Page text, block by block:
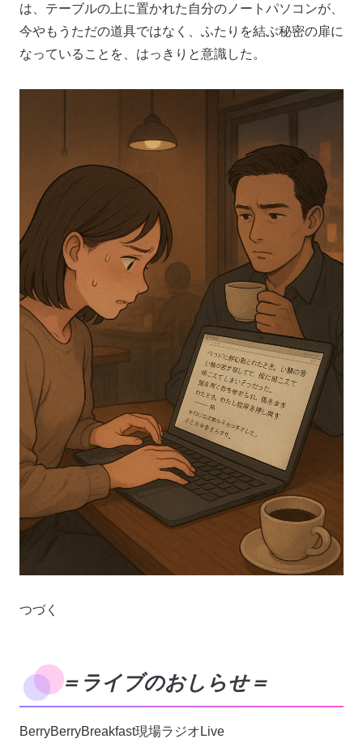
は、テーブルの上に置かれた自分のノートパソコンが、
今やもうただの道具ではなく、ふたりを結ぶ秘密の扉に
なっていることを、はっきりと意識した。
つづく
＝ライブのおしらせ＝
BerryBerryBreakfast現場ラジオLive